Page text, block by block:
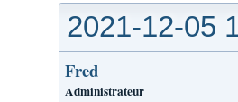
2021-12-05
Fred
Administrateur